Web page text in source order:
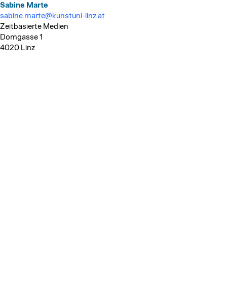
Sabine Marte
sabine.marte@kunstuni-linz.at
Zeitbasierte Medien
Domgasse 1
4020 Linz